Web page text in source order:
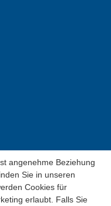
angenehme Beziehung
Sie in unseren
Cookies für
erlaubt. Falls Sie